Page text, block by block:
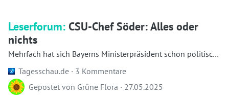
Leserforum: CSU-Chef Söder: Alles oder
nichts
Mehrfach hat sich Bayerns Ministerpräsident schon politisch
bürgerlich-ko...
Tagesschau.de · 3 Kommentare
Gepostet von Grüne Flora · 27.05.2025